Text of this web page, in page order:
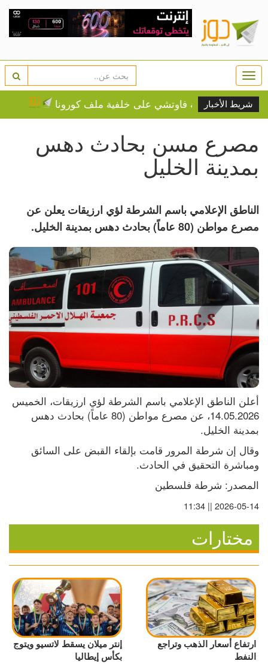
شريط الأخبار
بمحاكمة فاوتشي على خلفية ملف كورونا إخطار
مصرع مسن بحادث دهس
بمدينة الخليل
الناطق الإعلامي باسم الشرطة لؤي ارزيقات يعلن عن
مصرع مواطن (80 عاماً) بحادث دهس بمدينة الخليل.
بمدينة الخليل.
ومباشرة التحقيق في الحادث.
المصدر: شرطة فلسطين
2026-05-14 || 11:34
مختارات
ارتفاع أسعار الذهب وتراجع
النفط
إنتر ميلان يسقط لاتسيو ويتوج
بكأس إيطاليا